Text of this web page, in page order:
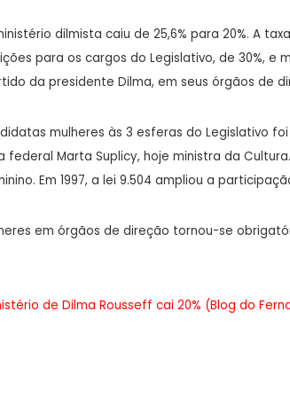
dilmista caiu de 25,6% para 20%. A
para os cargos do Legislativo, de 30%, e
da presidente Dilma, em seus órgãos de
mulheres às 3 esferas do Legislativo
Marta Suplicy, hoje ministra da
Em 1997, a lei 9.504 ampliou a
em órgãos de direção tornou-se
de Dilma Rousseff cai 20% (Blog do